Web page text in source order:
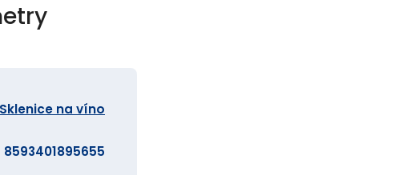
Sklenice na víno
8593401895655